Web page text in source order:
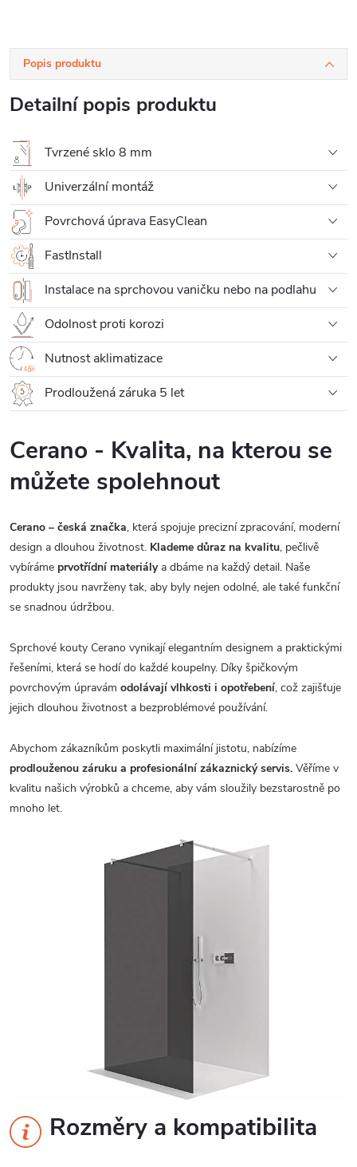
Popis produktu
Detailní popis produktu
Tvrzené sklo 8 mm
Univerzální montáž
Povrchová úprava EasyClean
FastInstall
Instalace na sprchovou vaničku nebo na podlahu
Odolnost proti korozi
Nutnost aklimatizace
Prodloužená záruka 5 let
Cerano - Kvalita, na kterou se
můžete spolehnout
Cerano – česká značka, která spojuje precizní zpracování, moderní
design a dlouhou životnost. Klademe důraz na kvalitu, pečlivě
vybíráme prvotřídní materiálya dbáme na každý detail. Naše
produkty jsou navrženy tak, aby byly nejen odolné, ale také funkční
se snadnou údržbou.
Sprchové kouty Cerano vynikají elegantním designem a praktickými
řešeními, která se hodí do každé koupelny. Díky špičkovým
povrchovým úpravám odolávají vlhkosti i opotřebení, což zajišťuje
jejich dlouhou životnost a bezproblémové používání.
Abychom zákazníkům poskytli maximální jistotu, nabízíme
prodlouženou záruku a profesionální zákaznický servis. Věříme v
kvalitu našich výrobků a chceme, aby vám sloužily bezstarostně po
mnoho let.
Rozměry a kompatibilita